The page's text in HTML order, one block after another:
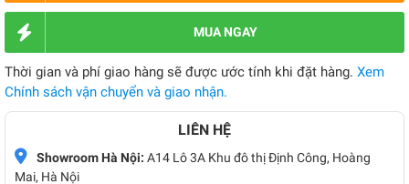
MUA NGAY
Thời gian và phí giao hàng sẽ được ước tính khi đặt hàng. Xem
Chính sách vận chuyển và giao nhận.
LIÊN HỆ
Showroom Hà Nội: A14 Lô 3A Khu đô thị Định Công, Hoàng
Mai, Hà Nội